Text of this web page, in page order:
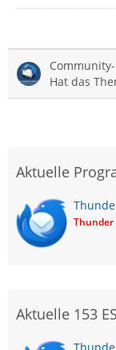
Hat das
Aktuelle
Thunder
Aktuelle 153